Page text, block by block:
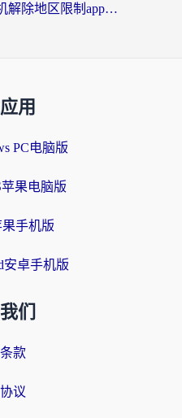
海外党追剧必备：手机解除地区限制app怎么选？解决央视视频&国内剧地区限制全指南
用
PC电脑版
苹果电脑版
手机版
安卓手机版
们
款
议